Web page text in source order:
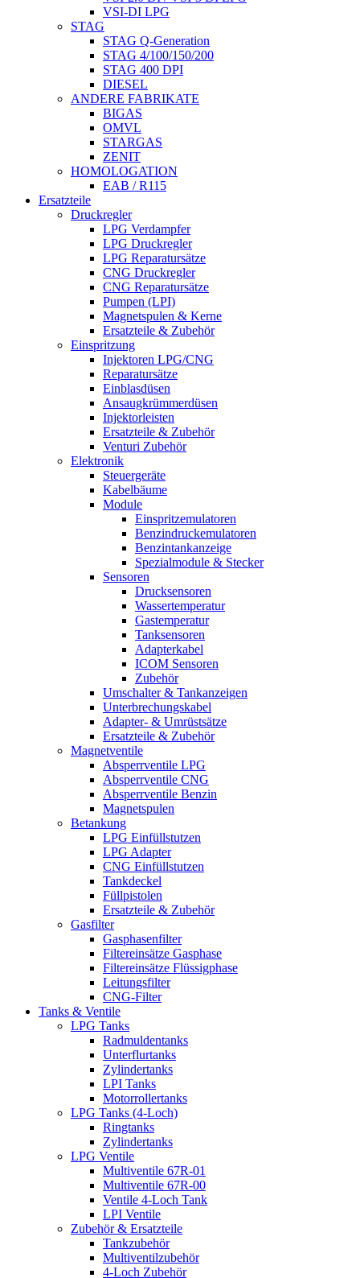
VSI-DI LPG
STAG
STAG Q-Generation
STAG 4/100/150/200
STAG 400 DPI
DIESEL
ANDERE FABRIKATE
BIGAS
OMVL
STARGAS
ZENIT
HOMOLOGATION
EAB / R115
Ersatzteile
Druckregler
LPG Verdampfer
LPG Druckregler
LPG Reparatursätze
CNG Druckregler
CNG Reparatursätze
Pumpen (LPI)
Magnetspulen & Kerne
Ersatzteile & Zubehör
Einspritzung
Injektoren LPG/CNG
Reparatursätze
Einblasdüsen
Ansaugkrümmerdüsen
Injektorleisten
Ersatzteile & Zubehör
Venturi Zubehör
Elektronik
Steuergeräte
Kabelbäume
Module
Einspritzemulatoren
Benzindruckemulatoren
Benzintankanzeige
Spezialmodule & Stecker
Sensoren
Drucksensoren
Wassertemperatur
Gastemperatur
Tanksensoren
Adapterkabel
ICOM Sensoren
Zubehör
Umschalter & Tankanzeigen
Unterbrechungskabel
Adapter- & Umrüstsätze
Ersatzteile & Zubehör
Magnetventile
Absperrventile LPG
Absperrventile CNG
Absperrventile Benzin
Magnetspulen
Betankung
LPG Einfüllstutzen
LPG Adapter
CNG Einfüllstutzen
Tankdeckel
Füllpistolen
Ersatzteile & Zubehör
Gasfilter
Gasphasenfilter
Filtereinsätze Gasphase
Filtereinsätze Flüssigphase
Leitungsfilter
CNG-Filter
Tanks & Ventile
LPG Tanks
Radmuldentanks
Unterflurtanks
Zylindertanks
LPI Tanks
Motorrollertanks
LPG Tanks (4-Loch)
Ringtanks
Zylindertanks
LPG Ventile
Multiventile 67R-01
Multiventile 67R-00
Ventile 4-Loch Tank
LPI Ventile
Zubehör & Ersatzteile
Tankzubehör
Multiventilzubehör
4-Loch Zubehör